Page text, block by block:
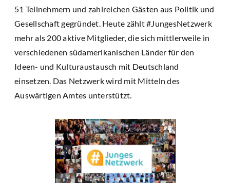
51 Teilnehmern und zahlreichen Gästen aus Politik und
Gesellschaft gegründet. Heute zählt #JungesNetzwerk
mehr als 200 aktive Mitglieder, die sich mittlerweile in
verschiedenen südamerikanischen Länder für den
Ideen- und Kulturaustausch mit Deutschland
einsetzen. Das Netzwerk wird mit Mitteln des
Auswärtigen Amtes unterstützt.